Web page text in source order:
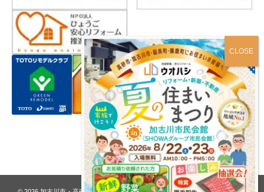
プライバシーポリシー